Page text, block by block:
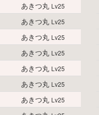
あきつ丸 Lv25
あきつ丸 Lv25
あきつ丸 Lv25
あきつ丸 Lv25
あきつ丸 Lv25
あきつ丸 Lv25
あきつ丸 Lv25